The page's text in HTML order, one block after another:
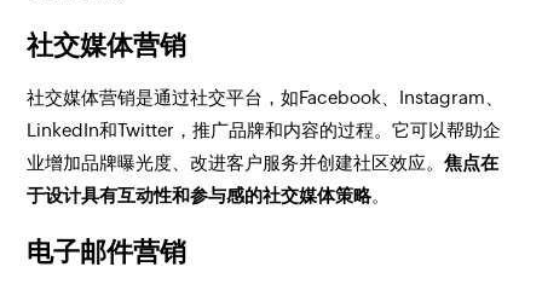
社交媒体营销
社交媒体营销是通过社交平台，如Facebook、Instagram、
LinkedIn和Twitter，推广品牌和内容的过程。它可以帮助企
业增加品牌曝光度、改进客户服务并创建社区效应。焦点在
于设计具有互动性和参与感的社交媒体策略。
电子邮件营销